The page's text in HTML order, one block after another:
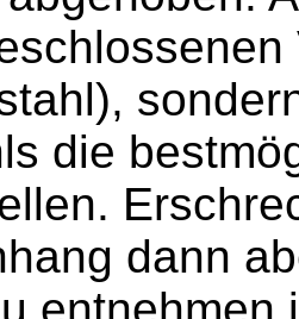
die
dann
entnehmen